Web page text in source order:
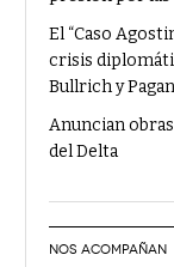
El “Caso
crisis
Bullrich y
Anuncian
del Delta
NOS ACOMPAÑAN